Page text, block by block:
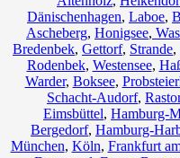
Dänischenhagen, Laboe,
Ascheberg, Honigsee,
Bredenbek, Gettorf, Strande,
Rodenbek, Westensee,
Warder, Boksee,
Schacht-Audorf,
Eimsbüttel, Hamburg-
Bergedorf, Hamburg-
München, Köln, Frankfurt